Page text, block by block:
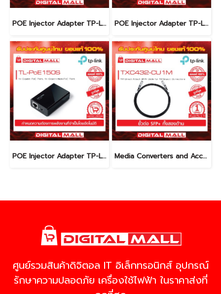
POE Injector Adapter TP-LINK TL-POE2412G อุปกรณ์ขยายสัญญาณ POE รับประกันตลอดอายุการใช้งาน POE Injector Adapter TP-LINK TL-POE4824G อุปกรณ์ขยายสัญญาณ POE รับประกันตลอดอายุการใช้งาน
POE Injector Adapter TP-LINK TL-POE150S อุปกรณ์ขยายสัญญาณ POE รับประกันตลอดอายุการใช้งาน Media Converters and Accessories TP-LINK TXC432-CU1M สายต่อ SFP+ โดยตรง รับประกันตลอดอายุการใช้งาน
ศูนย์รวมสินค้าดิจิตอล IT อิเล็กทรอนิกส์ อุปกรณ์
รักษาความปลอดภัย เครื่องใช้ไฟฟ้า ในราคาส่งที่